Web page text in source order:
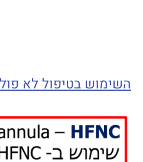
השימוש בטיפול לא